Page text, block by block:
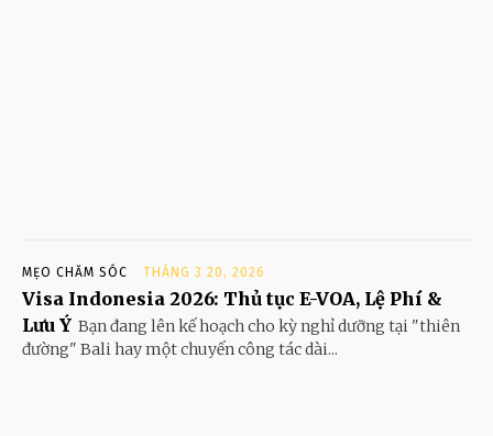
MẸO CHĂM SÓC THÁNG 3 20, 2026
Visa Indonesia 2026: Thủ tục E-VOA, Lệ Phí &
Lưu Ý Bạn đang lên kế hoạch cho kỳ nghỉ dưỡng tại "thiên
đường" Bali hay một chuyến công tác dài...